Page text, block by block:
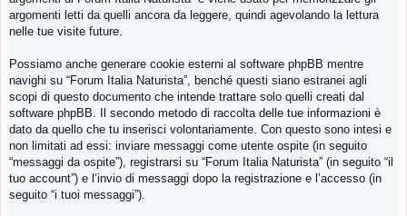
argomenti letti da quelli ancora da leggere, quindi agevolando la lettura
nelle tue visite future.
Possiamo anche generare cookie esterni al software phpBB mentre
navighi su “Forum Italia Naturista”, benché questi siano estranei agli
scopi di questo documento che intende trattare solo quelli creati dal
software phpBB. Il secondo metodo di raccolta delle tue informazioni è
dato da quello che tu inserisci volontariamente. Con questo sono intesi e
non limitati ad essi: inviare messaggi come utente ospite (in seguito
“messaggi da ospite”), registrarsi su “Forum Italia Naturista” (in seguito “il
tuo account”) e l’invio di messaggi dopo la registrazione e l’accesso (in
seguito “i tuoi messaggi”).